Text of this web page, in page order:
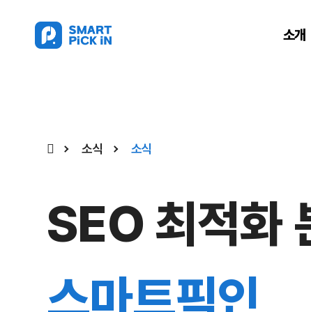
소개
소식 소식
SEO 최적화
스마트픽인